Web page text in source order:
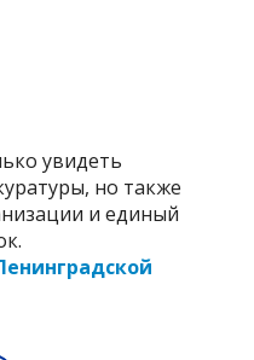
увидеть
но также
и единый